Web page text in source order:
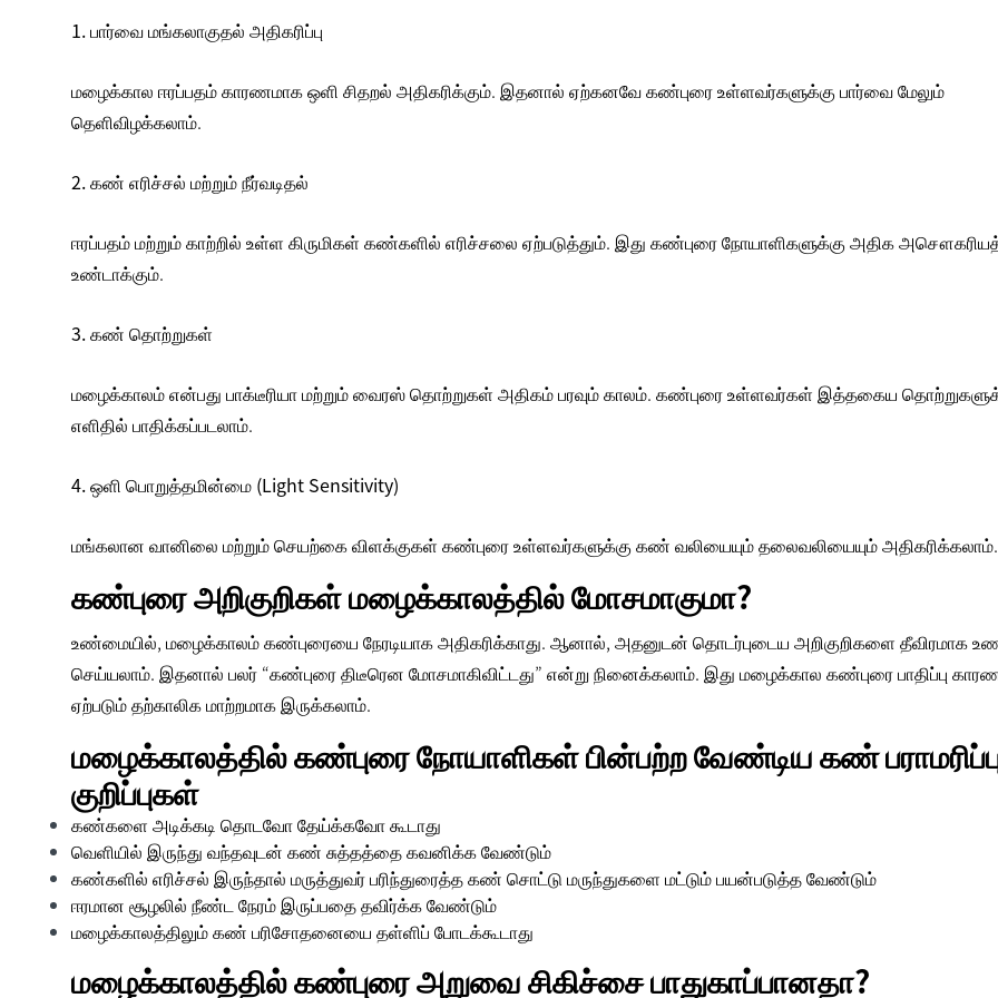
1. பார்வை மங்கலாகுதல் அதிகரிப்பு
மழைக்கால ஈரப்பதம் காரணமாக ஒளி சிதறல் அதிகரிக்கும். இதனால் ஏற்கனவே கண்புரை உள்ளவர்களுக்கு பார்வை மேலும்
தெளிவிழக்கலாம்.
2. கண் எரிச்சல் மற்றும் நீர்வடிதல்
ஈரப்பதம் மற்றும் காற்றில் உள்ள கிருமிகள் கண்களில் எரிச்சலை ஏற்படுத்தும். இது கண்புரை நோயாளிகளுக்கு அதிக
உண்டாக்கும்.
3. கண் தொற்றுகள்
மழைக்காலம் என்பது பாக்டீரியா மற்றும் வைரஸ் தொற்றுகள் அதிகம் பரவும் காலம். கண்புரை உள்ளவர்கள் இத்தகைய
எளிதில் பாதிக்கப்படலாம்.
4. ஒளி பொறுத்தமின்மை (Light Sensitivity)
மங்கலான வானிலை மற்றும் செயற்கை விளக்குகள் கண்புரை உள்ளவர்களுக்கு கண் வலியையும் தலைவலியையும் அதிகரிக்கலாம்.
கண்புரை அறிகுறிகள் மழைக்காலத்தில் மோசமாகுமா?
உண்மையில், மழைக்காலம் கண்புரையை நேரடியாக அதிகரிக்காது. ஆனால், அதனுடன் தொடர்புடைய அறிகுறிகளை தீவிரமாக
செய்யலாம். இதனால் பலர் “கண்புரை திடீரென மோசமாகிவிட்டது” என்று நினைக்கலாம். இது மழைக்கால கண்புரை பாதிப்பு
ஏற்படும் தற்காலிக மாற்றமாக இருக்கலாம்.
மழைக்காலத்தில் கண்புரை நோயாளிகள் பின்பற்ற வேண்டிய கண்
குறிப்புகள்
கண்களை அடிக்கடி தொடவோ தேய்க்கவோ கூடாது
வெளியில் இருந்து வந்தவுடன் கண் சுத்தத்தை கவனிக்க வேண்டும்
கண்களில் எரிச்சல் இருந்தால் மருத்துவர் பரிந்துரைத்த கண் சொட்டு மருந்துகளை மட்டும் பயன்படுத்த வேண்டும்
ஈரமான சூழலில் நீண்ட நேரம் இருப்பதை தவிர்க்க வேண்டும்
மழைக்காலத்திலும் கண் பரிசோதனையை தள்ளிப் போடக்கூடாது
மழைக்காலத்தில் கண்புரை அறுவை சிகிச்சை பாதுகாப்பானதா?